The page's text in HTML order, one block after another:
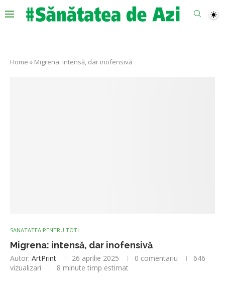
Home » Migrena: intensă, dar inofensivă
SANATATEA PENTRU TOTI
Migrena: intensă, dar inofensivă
Autor: ArtPrint 26 aprilie 2025 0 comentariu
646
vizualizari
8 minute timp estimat